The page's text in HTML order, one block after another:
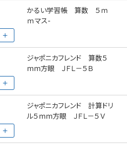
かるい学習帳 算数 ５ｍ
ｍマス-
ジャポニカフレンド 算数５
mm方眼 ＪＦＬ－５Ｂ
ジャポニカフレンド 計算ドリ
ル５mm方眼 ＪＦＬ－５Ｖ